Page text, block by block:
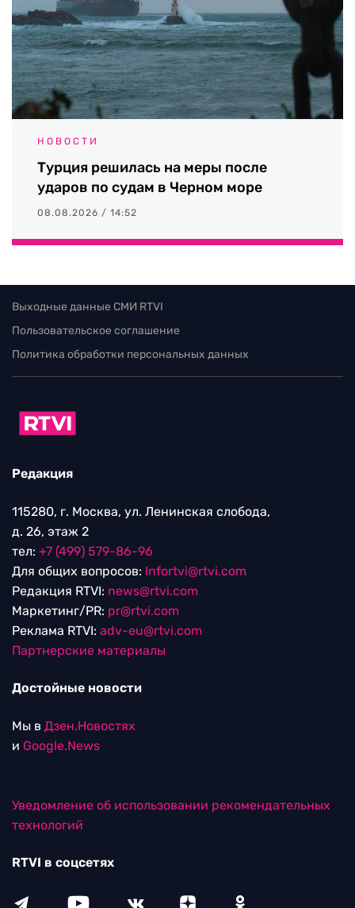
НОВОСТИ
Турция решилась на меры после
ударов по судам в Черном море
08.08.2026 / 14:52
Выходные данные СМИ RTVI
Пользовательское соглашение
Политика обработки персональных данных
Редакция
115280, г. Москва, ул. Ленинская слобода,
д. 26, этаж 2
тел: +7 (499) 579-86-96
Для общих вопросов: Infortvi@rtvi.com
Редакция RTVI: news@rtvi.com
Маркетинг/PR: pr@rtvi.com
Реклама RTVI: adv-eu@rtvi.com
Партнерские материалы
Достойные новости
Мы в Дзен.Новостях
и Google.News
Уведомление об использовании рекомендательных
технологий
RTVI в соцсетях